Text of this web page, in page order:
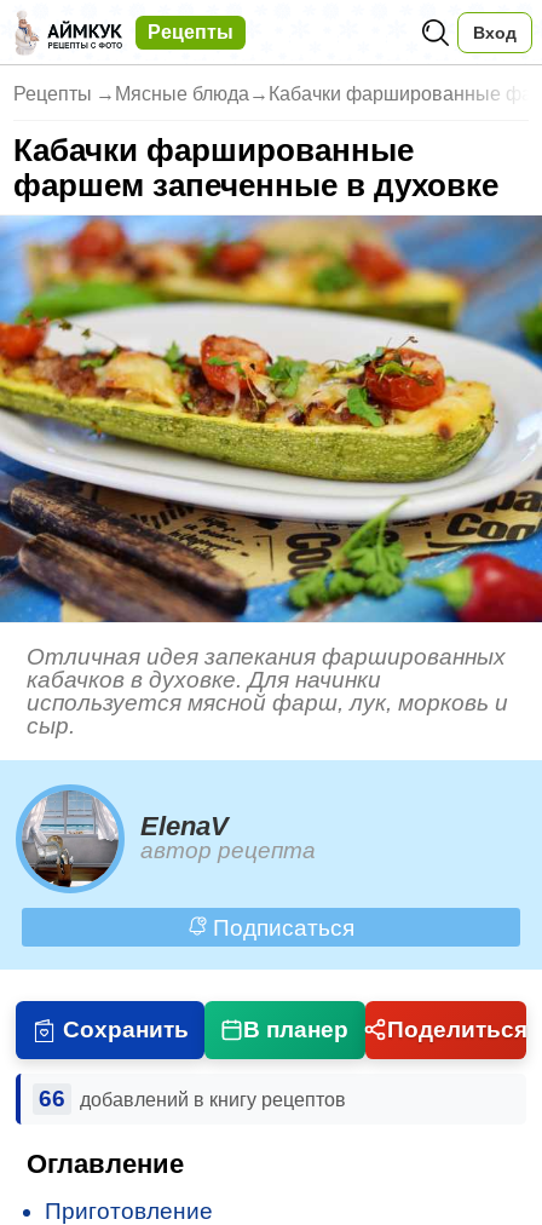
Рецепты Вход
Рецепты → Мясные блюда → Кабачки фаршированные
Кабачки фаршированные
фаршем запеченные в духовке
Отличная идея запекания фаршированных
кабачков в духовке. Для начинки
используется мясной фарш, лук, морковь и
сыр.
ElenaV
автор рецепта
Подписаться
Сохранить В планер Поделиться
66 добавлений в книгу рецептов
Оглавление
Приготовление